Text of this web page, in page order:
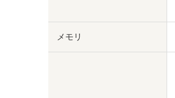
メモリ